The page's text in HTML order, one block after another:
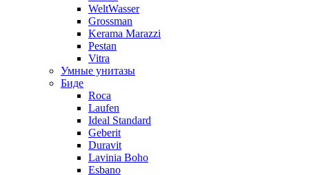
WeltWasser
Grossman
Kerama Marazzi
Pestan
Vitra
Умные унитазы
Биде
Roca
Laufen
Ideal Standard
Geberit
Duravit
Lavinia Boho
Esbano